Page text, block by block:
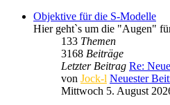
Objektive für die S-Modelle
Hier geht`s um die "Augen"
133 Themen
3168 Beiträge
Letzter Beitrag Re:
von Jock-l Neuester
Mittwoch 5. August